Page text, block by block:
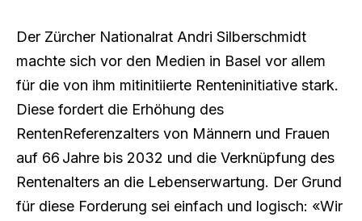
Der Zürcher Nationalrat Andri Silberschmidt
machte sich vor den Medien in Basel vor allem
für die von ihm mitinitiierte Renteninitiative stark.
Diese fordert die Erhöhung des
RentenReferenzalters von Männern und Frauen
auf 66 Jahre bis 2032 und die Verknüpfung des
Rentenalters an die Lebenserwartung. Der Grund
für diese Forderung sei einfach und logisch: «Wir